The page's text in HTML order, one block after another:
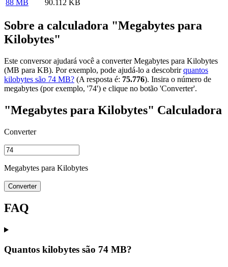
88 MB 90.112 KB
Sobre a calculadora "Megabytes para
Kilobytes"
Este conversor ajudará você a converter Megabytes para Kilobytes
(MB para KB). Por exemplo, pode ajudá-lo a descobrirquantos
kilobytes são 74 MB? (A resposta é: 75.776). Insira o número de
megabytes (por exemplo, '74') e clique no botão 'Converter'.
"Megabytes para Kilobytes" Calculadora
Converter
Megabytes para Kilobytes
Converter
FAQ
Quantos kilobytes são 74 MB?